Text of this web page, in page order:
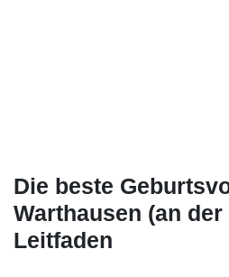
Die beste
Warthausen (an der
Leitfaden